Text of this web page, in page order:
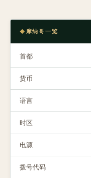
摩纳哥一览
首都
货币
语言
时区
电源
拨号代码